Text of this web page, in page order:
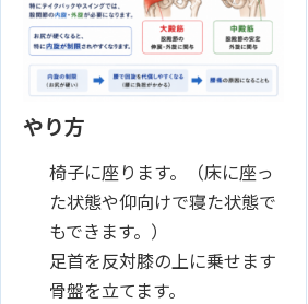
やり方
椅子に座ります。（床に座っ
た状態や仰向けで寝た状態で
もできます。）
足首を反対膝の上に乗せます
骨盤を立てます。